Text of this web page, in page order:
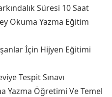
Süresi 10 Saat
Okuma Yazma Eğitim
İçin Hijyen Eğitimi
Tespit Sınavı
Yazma Öğretimi Ve Temel